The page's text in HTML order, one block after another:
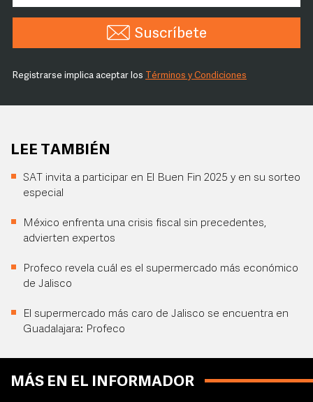
Suscríbete
Registrarse implica aceptar los Términos y Condiciones
LEE TAMBIÉN
SAT invita a participar en El Buen Fin 2025 y en su sorteo
especial
México enfrenta una crisis fiscal sin precedentes,
advierten expertos
Profeco revela cuál es el supermercado más económico
de Jalisco
El supermercado más caro de Jalisco se encuentra en
Guadalajara: Profeco
MÁS EN EL INFORMADOR